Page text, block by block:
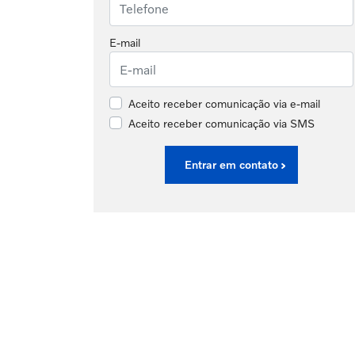
E-mail
Aceito receber comunicação via e-mail
Aceito receber comunicação via SMS
Entrar em contato